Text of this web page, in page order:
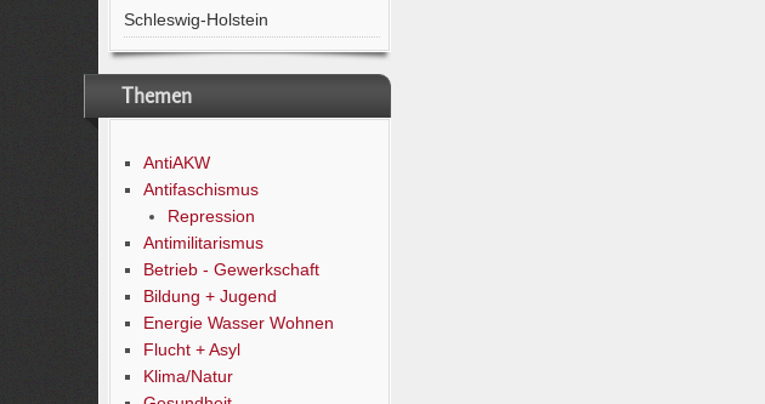
Schleswig-Holstein
Themen
AntiAKW
Antifaschismus
Repression
Antimilitarismus
Betrieb - Gewerkschaft
Bildung + Jugend
Energie Wasser Wohnen
Flucht + Asyl
Klima/Natur